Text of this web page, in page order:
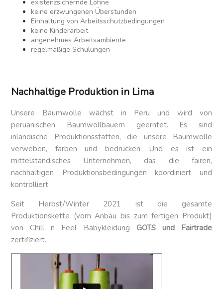
existenzsichernde Löhne
keine erzwungenen Überstunden
Einhaltung von Arbeitsschutzbedingungen
keine Kinderarbeit
angenehmes Arbeitsambiente
regelmäßige Schulungen
Nachhaltige Produktion in Lima
Unsere Baumwolle wächst in Peru und wird von
peruanischen Baumwollbauern geerntet. Es sind
inländische Produktionsstätten, die unsere Baumwolle
verweben, färben und bedrucken. Und es ist ein
mittelständisches Unternehmen, das die fairen,
nachhaltigen Produktionsbedingungen koordiniert und
kontrolliert.
Seit Herbst/Winter 2021 ist die gesamte
Produktionskette (vom Anbau bis zum fertigen Produkt)
von Chill n Feel Babykleidung GOTS und Fairtrade
zertifiziert.